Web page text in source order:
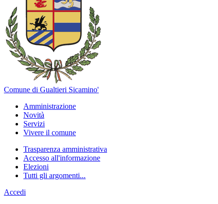
Comune di Gualtieri Sicamino'
Amministrazione
Novità
Servizi
Vivere il comune
Trasparenza amministrativa
Accesso all'informazione
Elezioni
Tutti gli argomenti...
Accedi